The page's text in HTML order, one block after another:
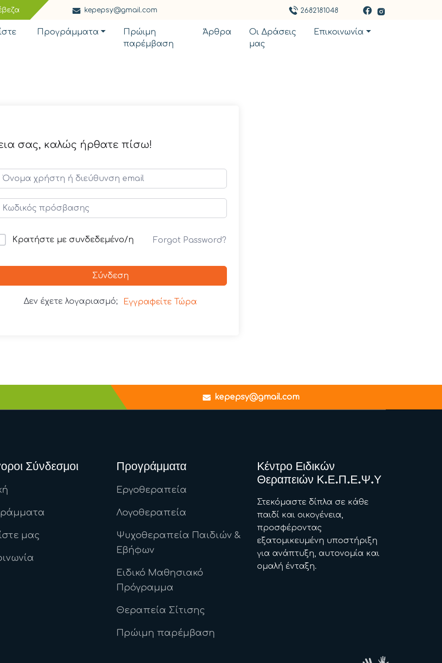
kepepsy@gmail.com 2682181048
Προγράμματα
Πρώιμη
παρέμβαση
Άρθρα
Οι Δράσεις
μας
Επικοινωνία
σας, καλώς ήρθατε πίσω!
Κρατήστε με συνδεδεμένο/η Forgot Password?
Σύνδεση
Δεν έχετε λογαριασμό; Εγγραφείτε Τώρα
kepepsy@gmail.com
Σύνδεσμοι
μας
Προγράμματα
Εργοθεραπεία
Λογοθεραπεία
Ψυχοθεραπεία Παιδιών &
Εβήφων
Ειδικό Μαθησιακό
Πρόγραμμα
Θεραπεία Σίτισης
Πρώιμη παρέμβαση
Κέντρο Ειδικών
Θεραπειών Κ.Ε.Π.Ε.Ψ.Υ
Στεκόμαστε δίπλα σε κάθε
παιδί και οικογένεια,
προσφέροντας
εξατομικευμένη υποστήριξη
για ανάπτυξη, αυτονομία και
ομαλή ένταξη.